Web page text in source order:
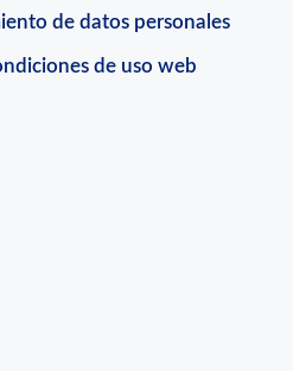
de datos personales
de uso web